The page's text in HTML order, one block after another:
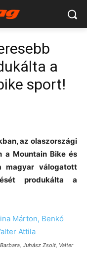
a
sport!
az olaszországi
a Mountain Bike és
magyar válogatott
produkálta a
Juhász Zsolt, Valter